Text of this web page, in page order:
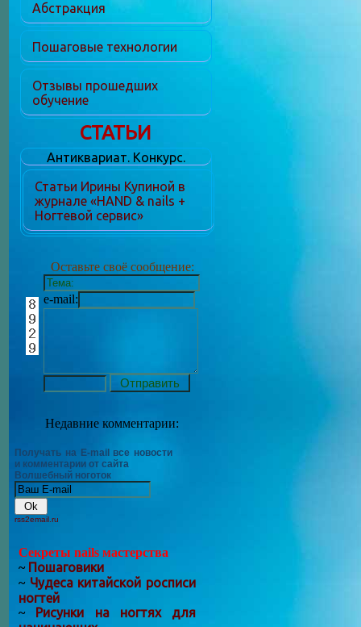
Абстракция
Пошаговые технологии
Отзывы прошедших
обучение
СТАТЬИ
Антиквариат. Конкурс.
Статьи Ирины Купиной в
журнале «HAND & nails +
Ногтевой сервис»
Оставьте своё сообщение:
e-mail:
Недавние комментарии:
Получать на E-mail все новости
и комментарии от сайта
Волшебный ноготок
rss2email.ru
Секреты nails мастерства
~ Пошаговики
~ Чудеса китайской росписи
ногтей
~ Рисунки на ногтях для